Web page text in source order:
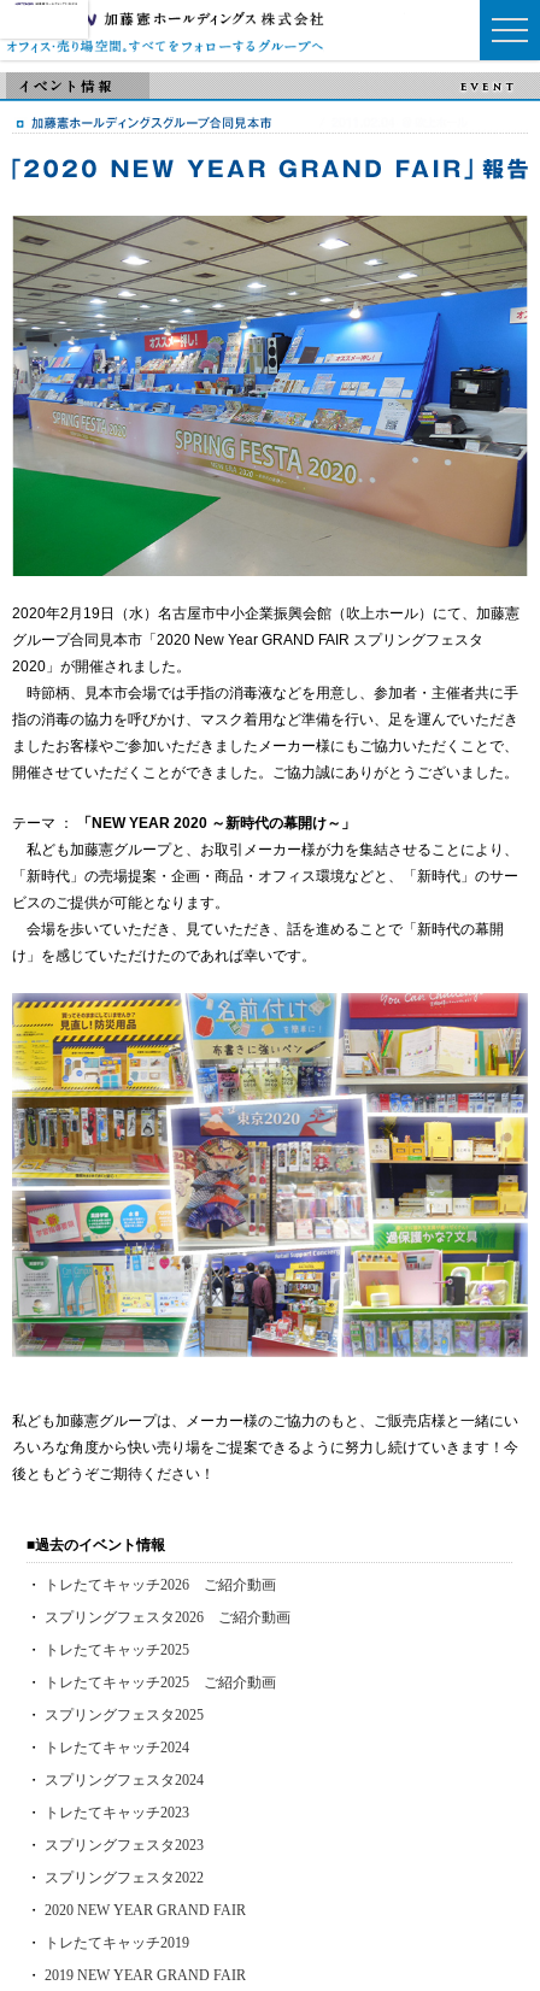
オフィス・売り場空間。すべて
月:
2020年2月19日（水）名古屋市中小企業振興会館（吹上ホール）にて、加藤憲
グループ合同見本市「2020 New Year GRAND FAIR スプリングフェスタ
2020」が開催されました。
時節柄、見本市会場では手指の消毒液などを用意し、参加者・主催者共に手
指の消毒の協力を呼びかけ、マスク着用など準備を行い、足を運んでいただき
ましたお客様やご参加いただきましたメーカー様にもご協力いただくことで、
開催させていただくことができました。ご協力誠にありがとうございました。
テーマ ：
「NEW YEAR 2020 ～新時代の幕開け～」
私ども加藤憲グループと、お取引メーカー様が力を集結させることにより、
「新時代」の売場提案・企画・商品・オフィス環境などと、「新時代」のサー
ビスのご提供が可能となります。
会場を歩いていただき、見ていただき、話を進めることで「新時代の幕開
け」を感じていただけたのであれば幸いです。
私ども加藤憲グループは、メーカー様のご協力のもと、ご販売店様と一緒にい
ろいろな角度から快い売り場をご提案できるように努力し続けていきます！今
後ともどうぞご期待ください！